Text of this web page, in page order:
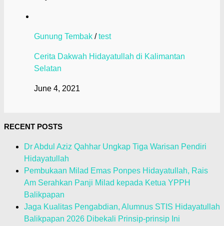
Gunung Tembak /test
Cerita Dakwah Hidayatullah di Kalimantan
Selatan
June 4, 2021
RECENT POSTS
Dr Abdul Aziz Qahhar Ungkap Tiga Warisan Pendiri
Hidayatullah
Pembukaan Milad Emas Ponpes Hidayatullah, Rais
Am Serahkan Panji Milad kepada Ketua YPPH
Balikpapan
Jaga Kualitas Pengabdian, Alumnus STIS Hidayatullah
Balikpapan 2026 Dibekali Prinsip-prinsip Ini